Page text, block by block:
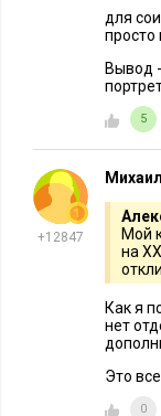
8.
Мы отказались
и
звонящих нам
голосового
продавцов,
для
просто
Вывод
5
+12847
Мой
на
Как я
нет
Это
0